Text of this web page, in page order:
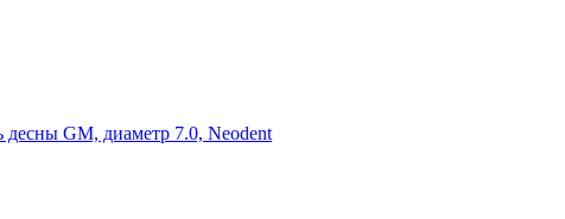
GM, диаметр 7.0, Neodent